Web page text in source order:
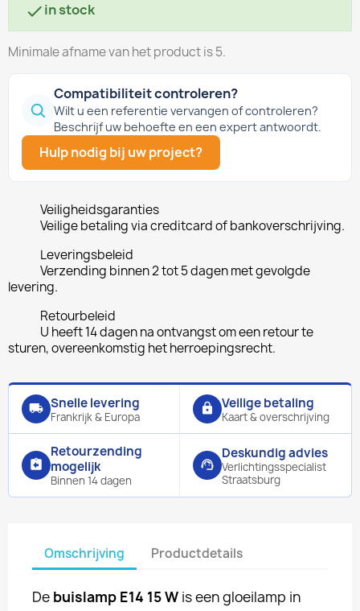
in stock
Minimale afname van het product is 5.
Compatibiliteit controleren?
Wilt u een referentie vervangen of controleren?
Beschrijf uw behoefte en een expert antwoordt.
Hulp nodig bij uw project?
Veiligheidsgaranties
Veilige betaling via creditcard of bankoverschrijving.
Leveringsbeleid
Verzending binnen 2 tot 5 dagen met gevolgde
levering.
Retourbeleid
U heeft 14 dagen na ontvangst om een retour te
sturen, overeenkomstig het herroepingsrecht.
local_shipping Snelle levering
Frankrijk & Europa
lock Veilige betaling
Kaart & overschrijving
assignment_return
Retourzending
mogelijk
Binnen 14 dagen
support_agent
Deskundig advies
Verlichtingsspecialist
Straatsburg
Omschrijving Productdetails
De buislamp E14 15 W is een gloeilamp in